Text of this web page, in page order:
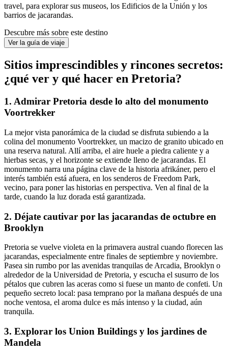
travel, para explorar sus museos, los Edificios de la Unión y los
barrios de jacarandas.
Descubre más sobre este destino
Ver la guía de viaje
Sitios imprescindibles y rincones secretos:
¿qué ver y qué hacer en Pretoria?
1. Admirar Pretoria desde lo alto del monumento
Voortrekker
La mejor vista panorámica de la ciudad se disfruta subiendo a la
colina del monumento Voortrekker, un macizo de granito ubicado en
una reserva natural. Allí arriba, el aire huele a piedra caliente y a
hierbas secas, y el horizonte se extiende lleno de jacarandas. El
monumento narra una página clave de la historia afrikáner, pero el
interés también está afuera, en los senderos de Freedom Park,
vecino, para poner las historias en perspectiva. Ven al final de la
tarde, cuando la luz dorada está garantizada.
2. Déjate cautivar por las jacarandas de octubre en
Brooklyn
Pretoria se vuelve violeta en la primavera austral cuando florecen las
jacarandas, especialmente entre finales de septiembre y noviembre.
Pasea sin rumbo por las avenidas tranquilas de Arcadia, Brooklyn o
alrededor de la Universidad de Pretoria, y escucha el susurro de los
pétalos que cubren las aceras como si fuese un manto de confeti. Un
pequeño secreto local: pasa temprano por la mañana después de una
noche ventosa, el aroma dulce es más intenso y la ciudad, aún
tranquila.
3. Explorar los Union Buildings y los jardines de
Mandela